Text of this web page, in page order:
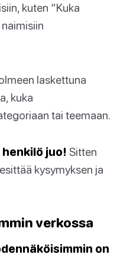
kuten “Kuka
laskettuna
kuka
tai teemaan.
juo! Sitten
kysymyksen ja
verkossa
on